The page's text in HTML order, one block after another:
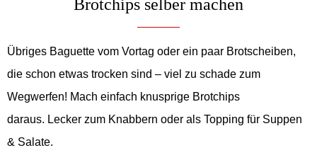
Brotchips selber machen
Übriges Baguette vom Vortag oder ein paar Brotscheiben,
die schon etwas trocken sind – viel zu schade zum
Wegwerfen! Mach einfach knusprige Brotchips
daraus. Lecker zum Knabbern oder als Topping für Suppen
& Salate.